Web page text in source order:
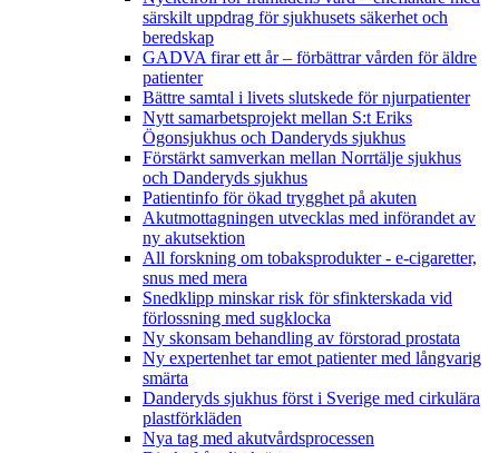
särskilt uppdrag för sjukhusets säkerhet och
beredskap
GADVA firar ett år – förbättrar vården för äldre
patienter
Bättre samtal i livets slutskede för njurpatienter
Nytt samarbetsprojekt mellan S:t Eriks
Ögonsjukhus och Danderyds sjukhus
Förstärkt samverkan mellan Norrtälje sjukhus
och Danderyds sjukhus
Patientinfo för ökad trygghet på akuten
Akutmottagningen utvecklas med införandet av
ny akutsektion
All forskning om tobaksprodukter - e-cigaretter,
snus med mera
Snedklipp minskar risk för sfinkterskada vid
förlossning med sugklocka
Ny skonsam behandling av förstorad prostata
Ny expertenhet tar emot patienter med långvarig
smärta
Danderyds sjukhus först i Sverige med cirkulära
plastförkläden
Nya tag med akutvårdsprocessen